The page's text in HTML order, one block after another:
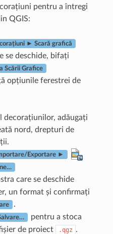
pentru a întregi
QGIS:
► Scară grafică
se deschide, bifați
Scării Grafice
opțiunile ferestrei de
decorațiunilor, adăugați
nord, drepturi de
Exportare ►
care se deschide
un format și confirmați
.
pentru a stoca
de proiect
.qgz .